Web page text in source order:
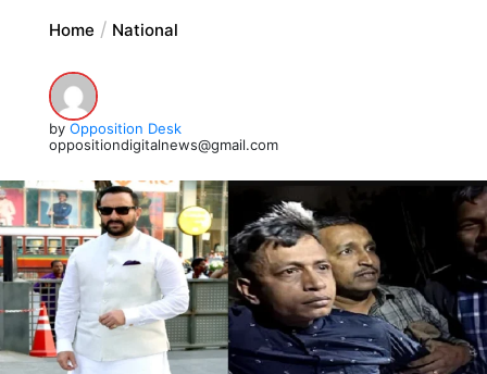
Home National
by Opposition Desk
oppositiondigitalnews@gmail.com